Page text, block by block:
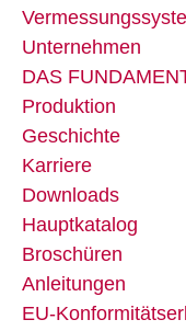
Unternehmen
DAS
Produktion
Geschichte
Karriere
Downloads
Hauptkatalog
Broschüren
Anleitungen
EU-